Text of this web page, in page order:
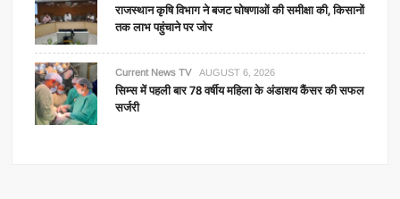
राजस्थान कृषि विभाग ने बजट घोषणाओं की समीक्षा की, किसानों
तक लाभ पहुंचाने पर जोर
Current News TV AUGUST 6, 2026
सिम्स में पहली बार 78 वर्षीय महिला के अंडाशय कैंसर की सफल
सर्जरी